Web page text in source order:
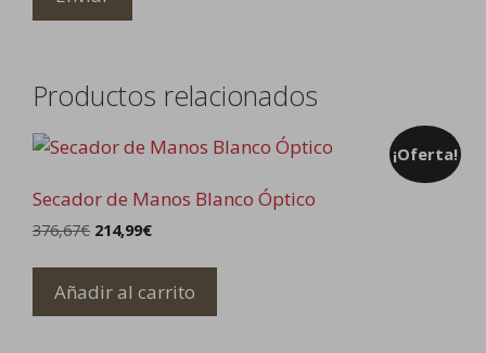
Productos relacionados
¡Oferta!
Secador de Manos Blanco Óptico
376,67€ El
original
era:
376,67€.
214,99€El
actual
es:
214,99€.
Añadir al carrito